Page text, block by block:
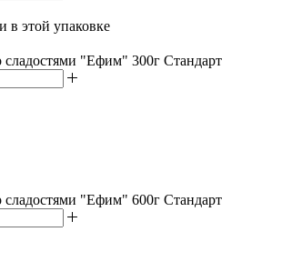
в этой упаковке
сладостями "Ефим" 300г Стандарт
сладостями "Ефим" 600г Стандарт